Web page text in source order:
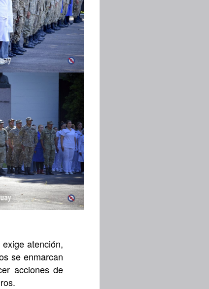
atención,
se enmarcan
acciones de